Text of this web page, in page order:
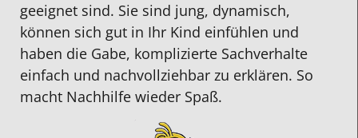
geeignet sind. Sie sind jung, dynamisch,
können sich gut in Ihr Kind einfühlen und
haben die Gabe, komplizierte Sachverhalte
einfach und nachvollziehbar zu erklären. So
macht Nachhilfe wieder Spaß.